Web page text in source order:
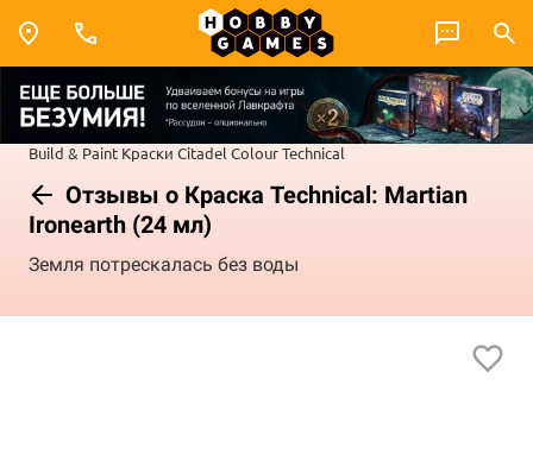
Build & Paint Краски Citadel ColourTechnical
Отзывы о Краска Technical: Martian
Ironearth (24 мл)
Земля потрескалась без воды